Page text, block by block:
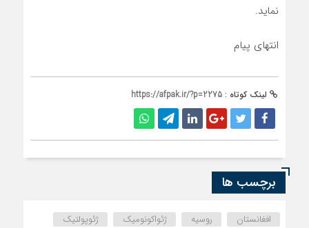
نماید.
انتهای پیام
لینک کوتاه : https://afpak.ir/?p=2275
برچسب ها
افغانستان روسیه ژئواکونومیک
ژئوپولتیک